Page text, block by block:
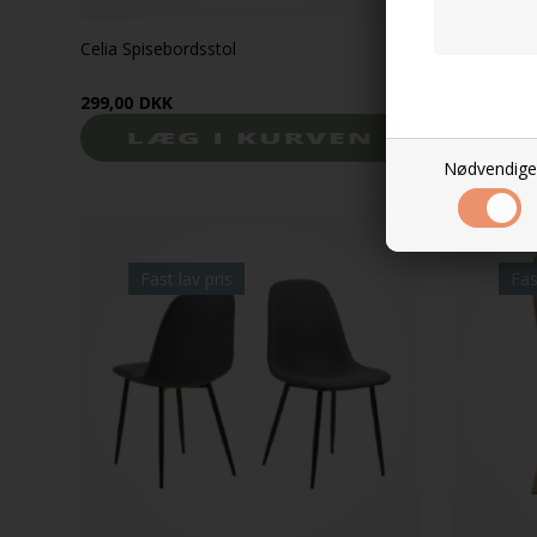
Nødvendige
Celia Spisebordsstol
299,00 DKK
Fast lav pris